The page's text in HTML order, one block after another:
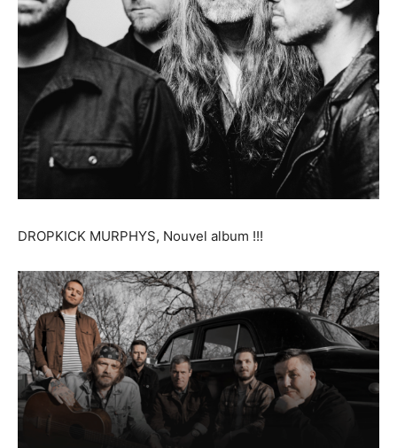
DROPKICK MURPHYS, Nouvel album !!!